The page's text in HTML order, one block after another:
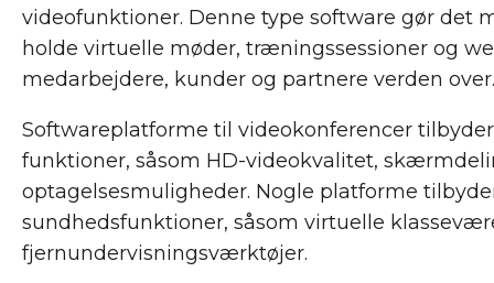
videofunktioner. Denne type software gør det
holde virtuelle møder, træningssessioner og
medarbejdere, kunder og partnere verden over.
Softwareplatforme til videokonferencer
funktioner, såsom HD-videokvalitet,
optagelsesmuligheder. Nogle platforme
sundhedsfunktioner, såsom virtuelle
fjernundervisningsværktøjer.